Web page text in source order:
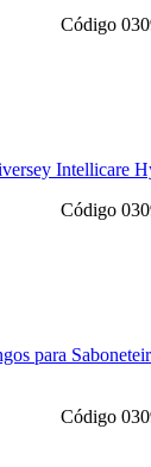
Código
Intellicare
Código
para
Código